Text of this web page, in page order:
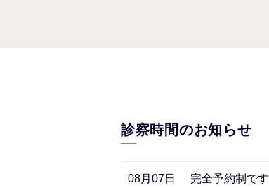
診察時間のお知らせ
08月07日
完全予約制です